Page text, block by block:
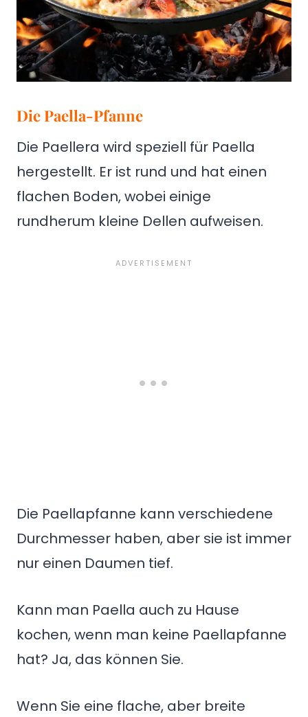
Die Paella-Pfanne
Die Paellera wird speziell für Paella
hergestellt. Er ist rund und hat einen
flachen Boden, wobei einige
rundherum kleine Dellen aufweisen.
Die Paellapfanne kann verschiedene
Durchmesser haben, aber sie ist immer
nur einen Daumen tief.
Kann man Paella auch zu Hause
kochen, wenn man keine Paellapfanne
hat? Ja, das können Sie.
Wenn Sie eine flache, aber breite